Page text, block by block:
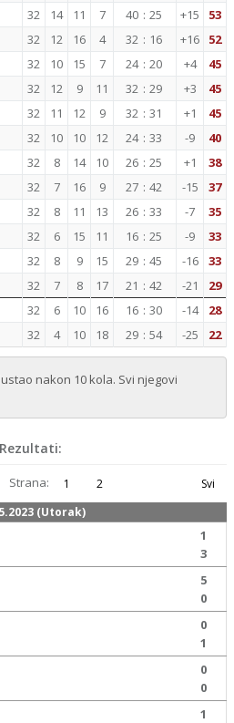
32 14 11 7 40 : 25 +15 53
32 12 16 4 32 : 16 +16 52
32 10 15 7 24 : 20 +4 45
32 12 9 11 32 : 29 +3 45
32 11 12 9 32 : 31 +1 45
32 10 10 12 24 : 33 -9 40
32 8 14 10 26 : 25 +1 38
32 7 16 9 27 : 42 -15 37
32 8 11 13 26 : 33 -7 35
32 6 15 11 16 : 25 -9 33
32 8 9 15 29 : 45 -16 33
32 7 8 17 21 : 42 -21 29
32 6 10 16 16 : 30 -14 28
32 4 10 18 29 : 54 -25 22
nakon 10 kola. Svi njegovi
Rezultati:
Strana: 1 2
Svi
(Utorak)
1
3
5
0
0
1
0
0
1